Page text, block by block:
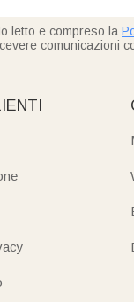
letto e compreso la
comunicazioni